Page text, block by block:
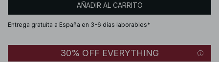
AÑADIR AL CARRITO
Entrega gratuita a España en 3-6 días laborables*
30% OFF EVERYTHING